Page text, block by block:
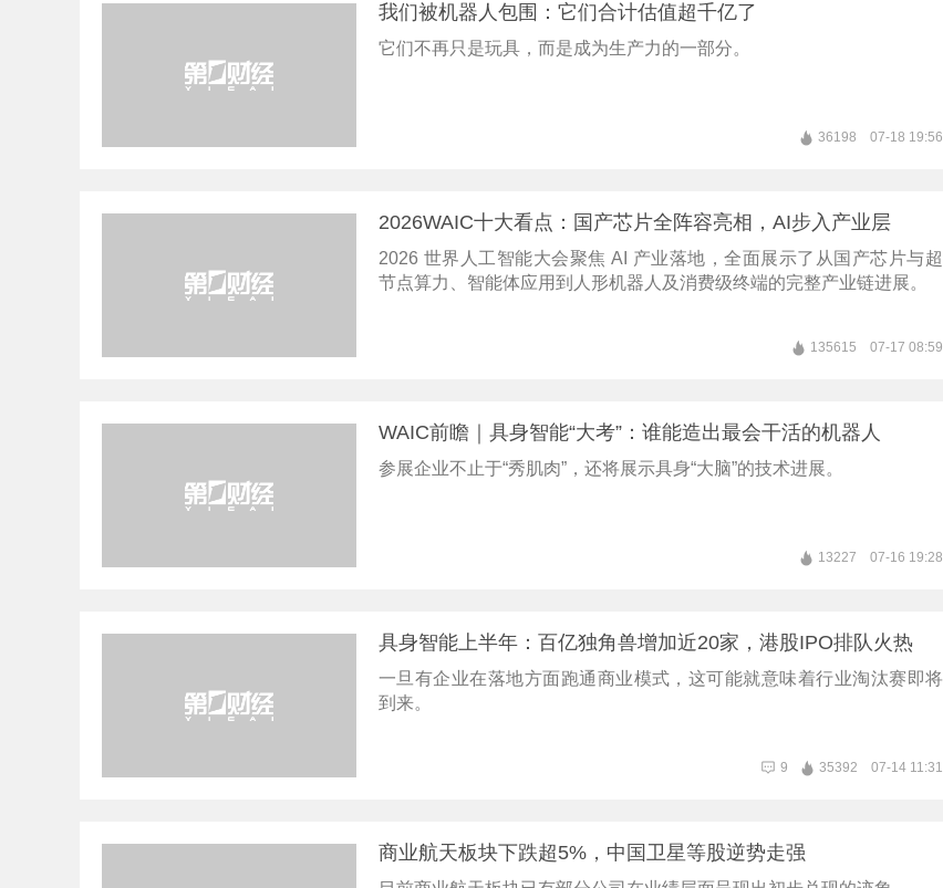
我们被机器人包围：它们合计估值超千亿了
它们不再只是玩具，而是成为生产力的一部分。
36198 07-18 19:56
2026WAIC十大看点：国产芯片全阵容亮相，AI步入产业层
2026 世界人工智能大会聚焦 AI 产业落地，全面展示了从国产芯片与超
节点算力、智能体应用到人形机器人及消费级终端的完整产业链进展。
135615 07-17 08:59
WAIC前瞻｜具身智能“大考”：谁能造出最会干活的机器人
参展企业不止于“秀肌肉”，还将展示具身“大脑”的技术进展。
13227 07-16 19:28
具身智能上半年：百亿独角兽增加近20家，港股IPO排队火热
一旦有企业在落地方面跑通商业模式，这可能就意味着行业淘汰赛即将
到来。
9 35392 07-14 11:31
商业航天板块下跌超5%，中国卫星等股逆势走强